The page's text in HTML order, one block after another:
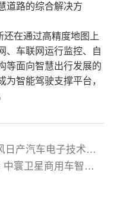
道路的综合解决方
还在通过高精度地图上
、车联网运行监控、自
等面向智慧出行发展的
为智能驾驶支撑平台，
日产汽车电子技术展
中寰卫星商用车智能